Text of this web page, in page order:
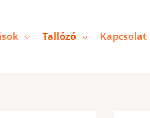
Tallózó Kapcsolat